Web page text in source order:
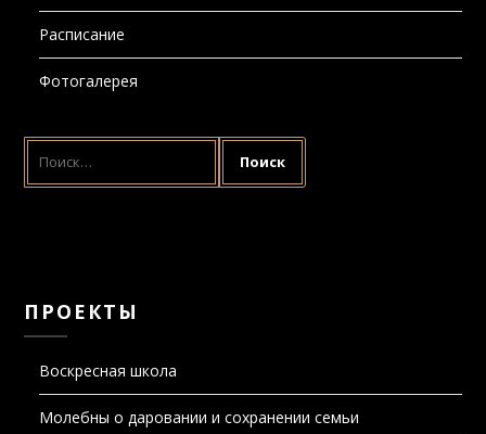
Расписание
Фотогалерея
НАЙТИ:
ПРОЕКТЫ
Воскресная школа
Молебны о даровании и сохранении семьи